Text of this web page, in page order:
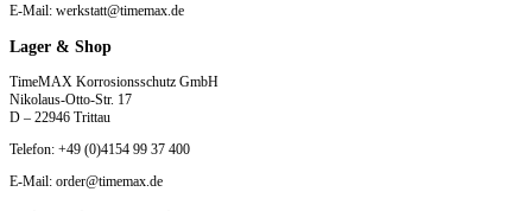
E-Mail: werkstatt@timemax.de
Lager & Shop
TimeMAX Korrosionsschutz GmbH
Nikolaus-Otto-Str. 17
D – 22946 Trittau
Telefon: +49 (0)4154 99 37 400
E-Mail: order@timemax.de